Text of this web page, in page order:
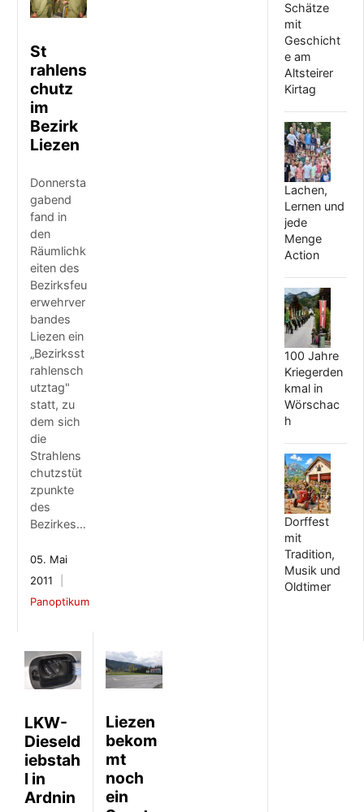
St​
rahlens
chu​tz
im
Bezirk
Liezen
Donnersta
gabend
fand in
den
Räumlichk
eiten des
Bezirksfeu
erwehrver
bandes
Liezen ein
„Bezirksst
rahlensch
utztag"
statt, zu
dem sich
die
Strahlens
chutzstüt
zpunkte
des
Bezirkes…
05. Mai
2011
Panoptikum
LKW-
Dieseld
iebstah
l in
Ardnin
Liezen
bekom
mt
noch
ein
Schätze
mit
Geschicht
e am
Altsteirer
Kirtag
Lachen,
Lernen und
jede
Menge
Action
100 Jahre
Kriegerden
kmal in
Wörschac
h
Dorffest
mit
Tradition,
Musik und
Oldtimer